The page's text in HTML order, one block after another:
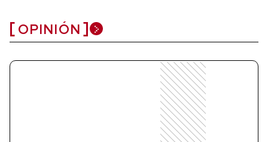
OPINIÓN